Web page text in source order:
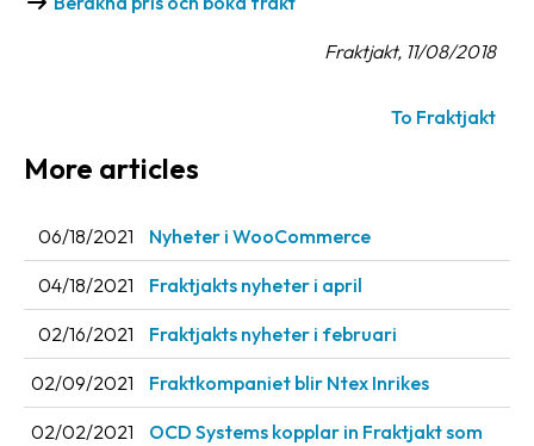
Prohibited
dangerous
content
Fraktjakt, 11/08/2018
To Fraktjakt
More articles
06/18/2021 Nyheter i WooCommerce
04/18/2021 Fraktjakts nyheter i april
02/16/2021 Fraktjakts nyheter i februari
02/09/2021 Fraktkompaniet blir Ntex Inrikes
02/02/2021
OCD Systems kopplar in Fraktjakt som